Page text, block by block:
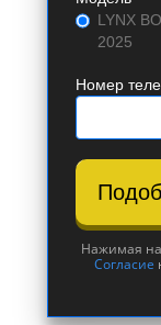
LYNX
2025
Номер
Нажимая
Согласие